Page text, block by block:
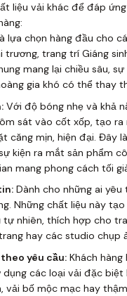
liệu vải khác để đáp
lựa chọn hàng đầu cho
trương, trang trí Giáng
mang lại chiều sâu,
gia khó có thể thay
Với độ bóng nhẹ và khả
sát vào cốt xốp, tạo ra
căng mịn, hiện đại. Đây
kiện ra mắt sản phẩm
mang phong cách tối
Dành cho những ai yêu
Những chất liệu này
tự nhiên, thích hợp cho
hay các studio chụp
yêu cầu:Khách hàng
các loại vải đặc biệt
vải bố mộc mạc hay